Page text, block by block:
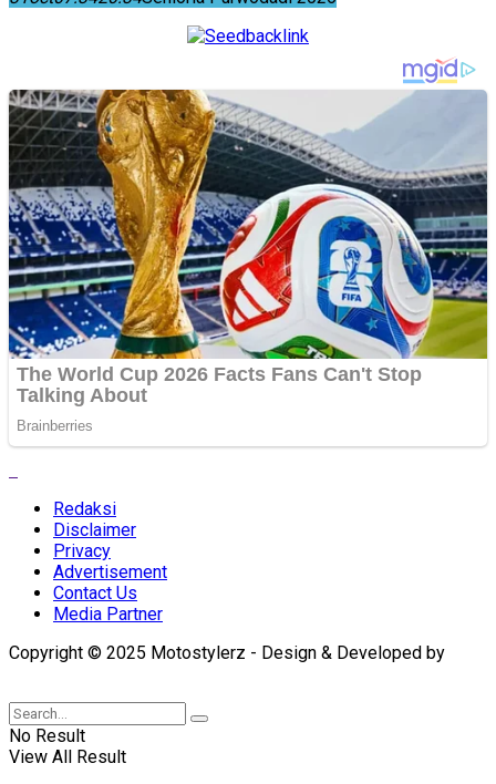
Redaksi
Disclaimer
Privacy
Advertisement
Contact Us
Media Partner
Copyright © 2025 Motostylerz - Design & Developed by
No Result
View All Result